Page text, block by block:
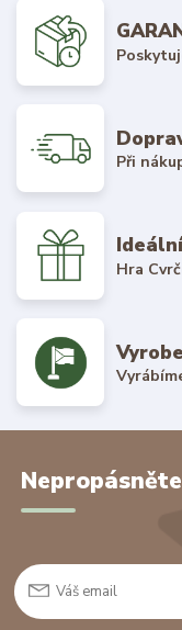
Při
Hra